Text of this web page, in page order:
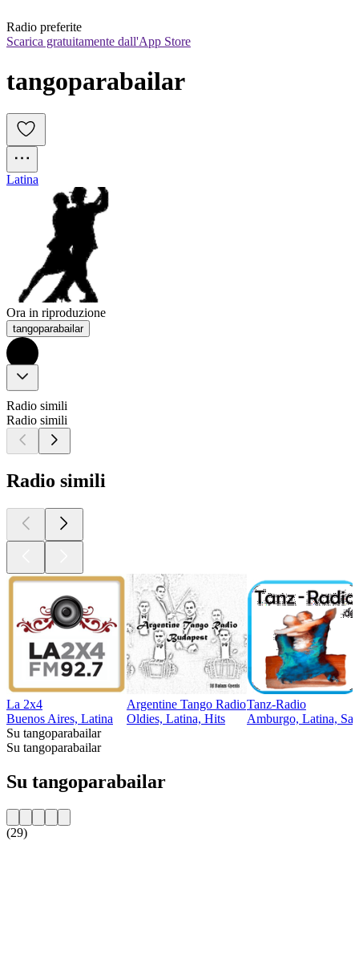
Radio preferite
Scarica gratuitamente dall'App Store
tangoparabailar
Latina
Ora in riproduzione
tangoparabailar
Radio simili
Radio simili
Radio simili
La 2x4
Buenos Aires, Latina
Argentine Tango Radio
Oldies, Latina, Hits
Tanz-Radio
Amburgo, Latina,
Su tangoparabailar
Su tangoparabailar
Su tangoparabailar
(29)